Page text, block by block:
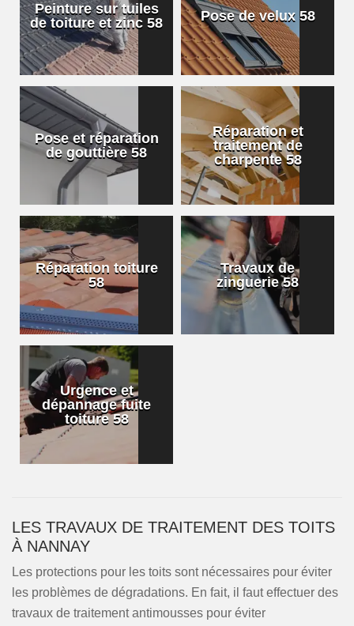
Peinture sur tuiles
de toiture et zinc 58
Pose de velux 58
Pose et réparation
de gouttière 58
Réparation et
traitement de
charpente 58
Réparation toiture
58
Travaux de
zinguerie 58
Urgence et
dépannage fuite
toiture 58
LES TRAVAUX DE TRAITEMENT DES TOITS
À NANNAY
Les protections pour les toits sont nécessaires pour éviter
les problèmes de dégradations. En fait, il faut effectuer des
travaux de traitement antimousses pour éviter